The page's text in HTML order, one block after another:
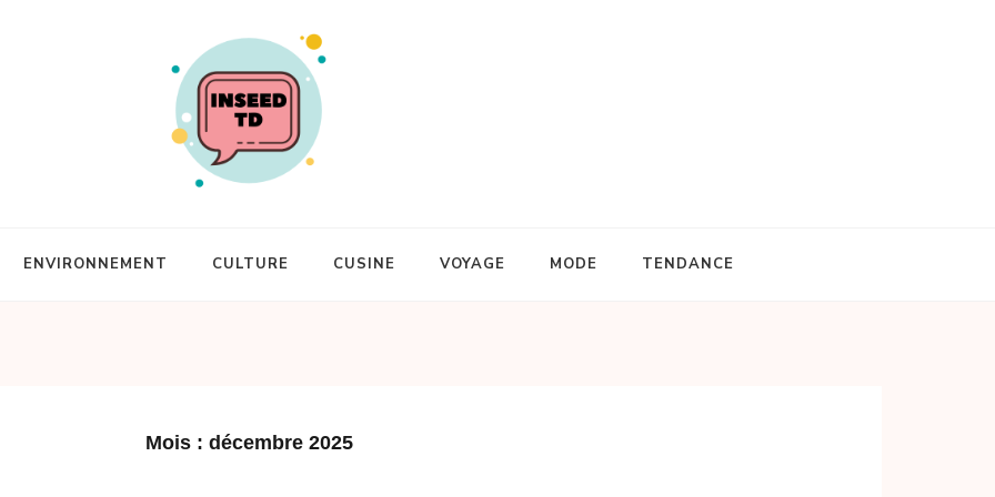
ENVIRONNEMENT CULTURE CUSINE VOYAGE MODE TENDANCE
Mois : décembre 2025